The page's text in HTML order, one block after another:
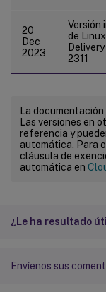
20
Dec
2023
Versión
de
2311
La
Las versiones en
referencia y
automática. Para
cláusula de
automática en
¿Le ha resultado
Envíenos sus